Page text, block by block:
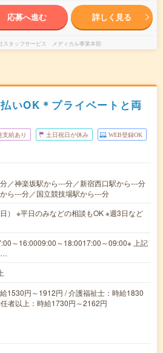
応募へ進む 詳しく見る
スタッフサービス メディカル事業本部
いOK＊プライベートと両
支給あり 土日祝日が休み WEB登録OK
／神楽坂駅から---分／新宿西口駅から---分
ら---分／国立競技場駅から---分
） ※平日のみなどの相談もOK ※週3日など
～16:0009:00～18:0017:00～09:00※ 上記
…
1530円～1912円 / 介護福祉士：時給1830
者以上：時給1730円～2162円